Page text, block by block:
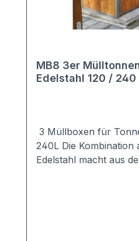
MB8 3er
Edelstahl 120 / 240
3 Müllboxen für
240L Die Kombination
Edelstahl macht aus